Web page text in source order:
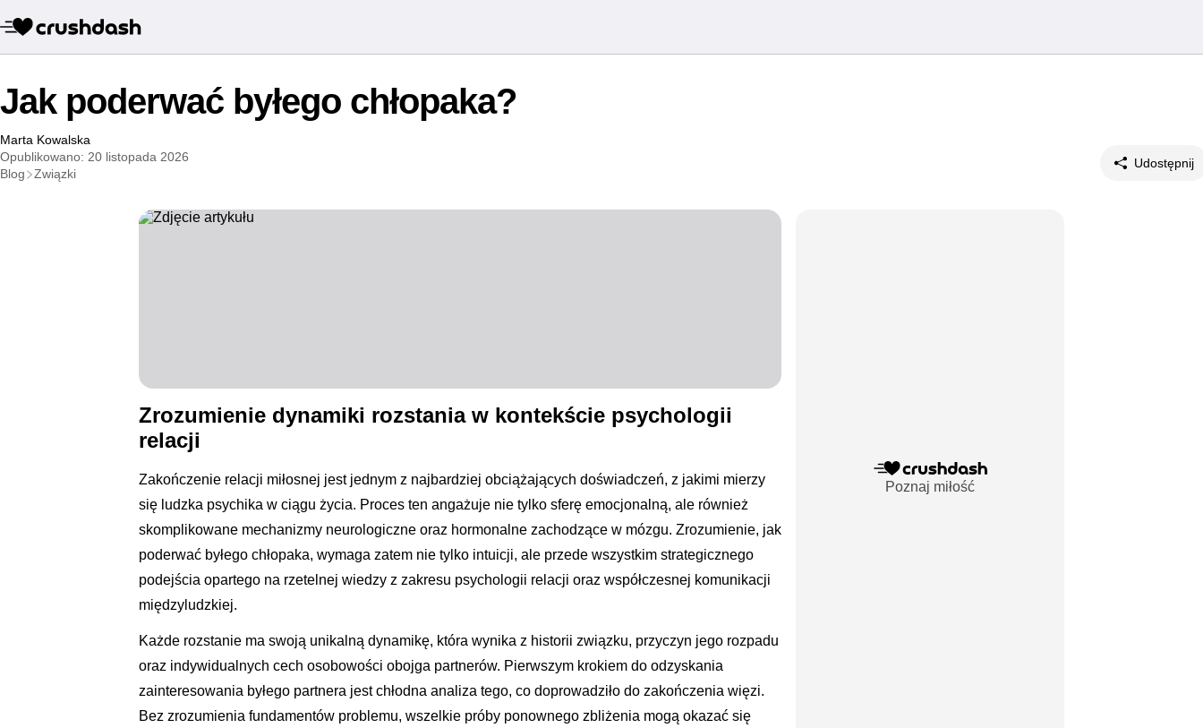
Jak poderwać byłego chłopaka?
Marta Kowalska
Opublikowano: 20 listopada 2026
Blog
Związki
Udostępnij
Zrozumienie dynamiki rozstania w kontekście psychologii
relacji
Zakończenie relacji miłosnej jest jednym z najbardziej obciążających doświadczeń, z jakimi mierzy
się ludzka psychika w ciągu życia. Proces ten angażuje nie tylko sferę emocjonalną, ale również
skomplikowane mechanizmy neurologiczne oraz hormonalne zachodzące w mózgu. Zrozumienie, jak
poderwać byłego chłopaka, wymaga zatem nie tylko intuicji, ale przede wszystkim strategicznego
podejścia opartego na rzetelnej wiedzy z zakresu psychologii relacji oraz współczesnej komunikacji
międzyludzkiej.
Każde rozstanie ma swoją unikalną dynamikę, która wynika z historii związku, przyczyn jego rozpadu
oraz indywidualnych cech osobowości obojga partnerów. Pierwszym krokiem do odzyskania
zainteresowania byłego partnera jest chłodna analiza tego, co doprowadziło do zakończenia więzi.
Bez zrozumienia fundamentów problemu, wszelkie próby ponownego zbliżenia mogą okazać się
Poznaj miłość